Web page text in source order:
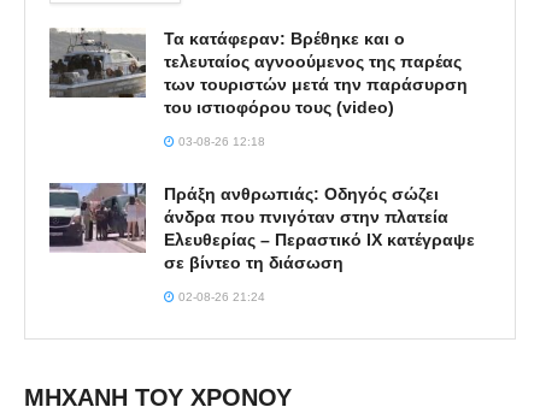
Τα κατάφεραν: Βρέθηκε και ο
τελευταίος αγνοούμενος της παρέας
των τουριστών μετά την παράσυρση
του ιστιοφόρου τους (video)
03-08-26 12:18
Πράξη ανθρωπιάς: Οδηγός σώζει
άνδρα που πνιγόταν στην πλατεία
Ελευθερίας – Περαστικό ΙΧ κατέγραψε
σε βίντεο τη διάσωση
02-08-26 21:24
ΜΗΧΑΝΗ ΤΟΥ ΧΡΟΝΟΥ